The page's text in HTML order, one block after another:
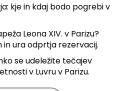
kje in kdaj bodo pogrebi v
Leona XIV. v Parizu?
in ura odprtja rezervacij.
se udeležite tečajev
v Luvru v Parizu.